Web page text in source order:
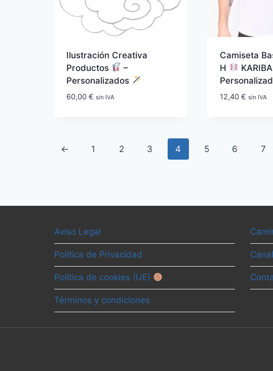
Ilustración Creativa
Productos
–
Personalizados
60,00€ sin IVA
Camiseta
H
12,40 € sin IVA
← 1 2 3 4 5 6 7
Aviso Legal
Política de Privacidad
Política de cookies (UE)
Términos y condiciones
Canal